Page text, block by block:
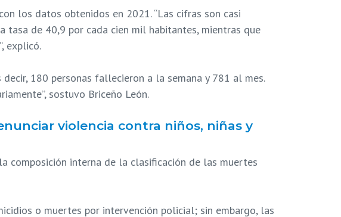
los datos obtenidos en 2021. “Las cifras son casi
tasa de 40,9 por cada cien mil habitantes, mientras que
explicó.
180 personas fallecieron a la semana y 781 al mes.
sostuvo Briceño León.
violencia contra niños, niñas y
composición interna de la clasificación de las muertes
o muertes por intervención policial; sin embargo, las